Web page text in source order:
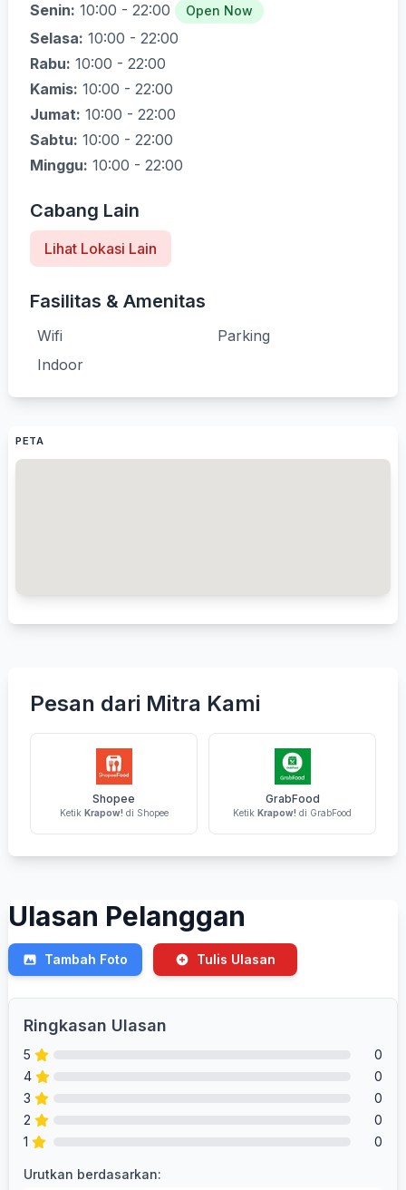
Senin: 10:00 - 22:00 Open Now
Selasa: 10:00 - 22:00
Rabu: 10:00 - 22:00
Kamis: 10:00 - 22:00
Jumat: 10:00 - 22:00
Sabtu: 10:00 - 22:00
Minggu: 10:00 - 22:00
Cabang Lain
Lihat Lokasi Lain
Fasilitas & Amenitas
Wifi
Parking
Indoor
PETA
Pesan dari Mitra Kami
Shopee
Ketik Krapow! di Shopee
GrabFood
Ketik Krapow! di GrabFood
Ulasan Pelanggan
Tambah Foto Tulis Ulasan
Ringkasan Ulasan
5
0
4
0
3
0
2
0
1
0
Urutkan berdasarkan: